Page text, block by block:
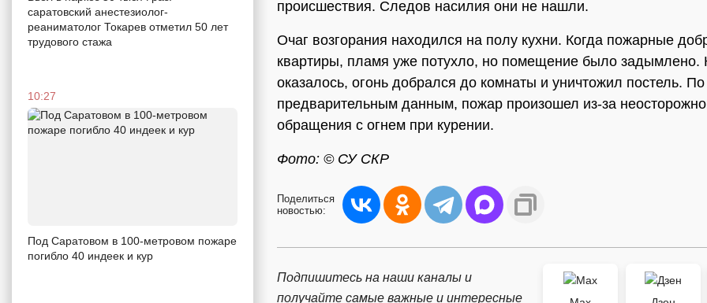
саратовский анестезиолог-
реаниматолог Токарев отметил 50 лет
трудового стажа
10:27
Под Саратовом в 100-метровом пожаре
погибло 40 индеек и кур
происшествия. Следов насилия они не нашли.
Очаг возгорания находился на полу кухни. Когда пожарные
квартиры, пламя уже потухло, но помещение было задымлено.
оказалось, огонь добрался до комнаты и уничтожил постель. По
предварительным данным, пожар произошел из-за
обращения с огнем при курении.
Фото: © СУ СКР
Поделиться
новостью:
Подпишитесь на наши каналы и
получайте самые важные и интересные